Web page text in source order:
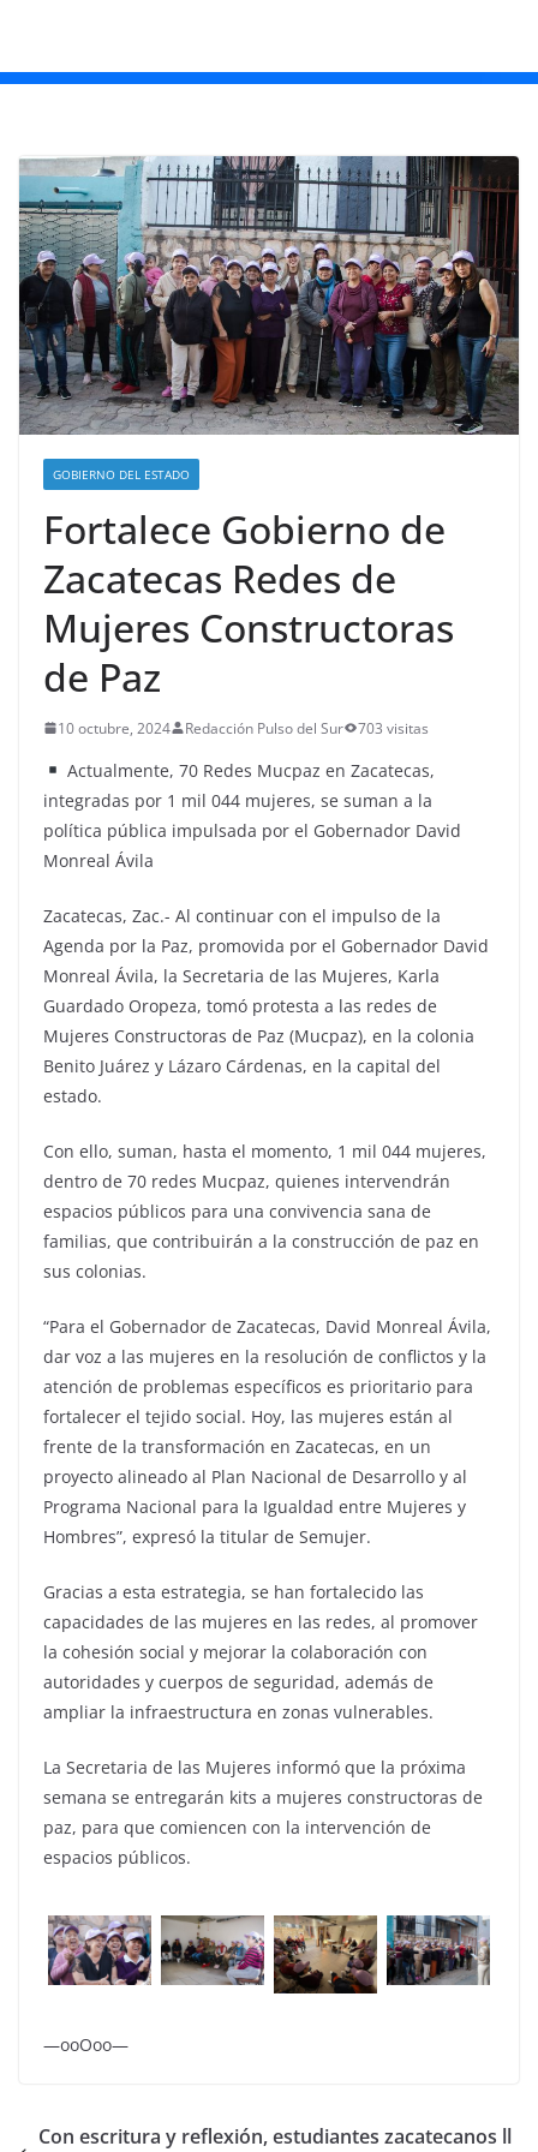
GOBIERNO DEL ESTADO
Fortalece Gobierno de
Zacatecas Redes de
Mujeres Constructoras
de Paz
10 octubre, 2024 Redacción Pulso del Sur 703 visitas
Actualmente, 70 Redes Mucpaz en Zacatecas,
integradas por 1 mil 044 mujeres, se suman a la
política pública impulsada por el Gobernador David
Monreal Ávila
Zacatecas, Zac.- Al continuar con el impulso de la
Agenda por la Paz, promovida por el Gobernador David
Monreal Ávila, la Secretaria de las Mujeres, Karla
Guardado Oropeza, tomó protesta a las redes de
Mujeres Constructoras de Paz (Mucpaz), en la colonia
Benito Juárez y Lázaro Cárdenas, en la capital del
estado.
Con ello, suman, hasta el momento, 1 mil 044 mujeres,
dentro de 70 redes Mucpaz, quienes intervendrán
espacios públicos para una convivencia sana de
familias, que contribuirán a la construcción de paz en
sus colonias.
“Para el Gobernador de Zacatecas, David Monreal Ávila,
dar voz a las mujeres en la resolución de conflictos y la
atención de problemas específicos es prioritario para
fortalecer el tejido social. Hoy, las mujeres están al
frente de la transformación en Zacatecas, en un
proyecto alineado al Plan Nacional de Desarrollo y al
Programa Nacional para la Igualdad entre Mujeres y
Hombres”, expresó la titular de Semujer.
Gracias a esta estrategia, se han fortalecido las
capacidades de las mujeres en las redes, al promover
la cohesión social y mejorar la colaboración con
autoridades y cuerpos de seguridad, además de
ampliar la infraestructura en zonas vulnerables.
La Secretaria de las Mujeres informó que la próxima
semana se entregarán kits a mujeres constructoras de
paz, para que comiencen con la intervención de
espacios públicos.
—ooOoo—
Con escritura y reflexión, estudiantes zacatecanos ll